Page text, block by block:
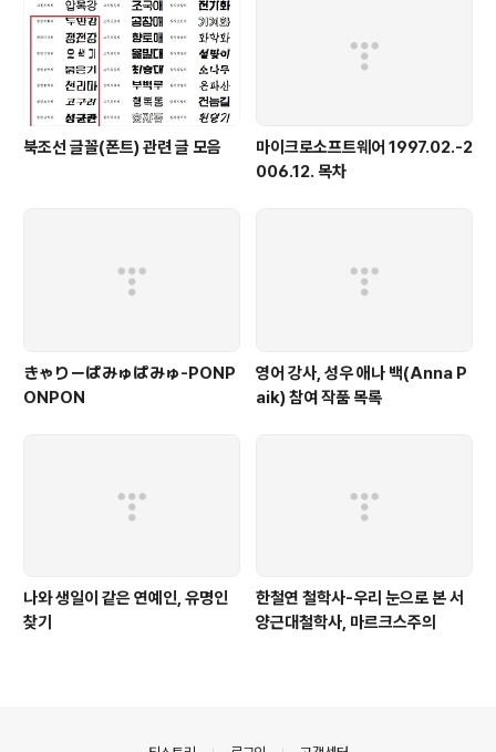
북조선 글꼴(폰트) 관련 글 모음
마이크로소프트웨어 1997.02.-2
006.12. 목차
きゃりーぱみゅぱみゅ-PONP
ONPON
영어 강사, 성우 애나 백(Anna P
aik) 참여 작품 목록
나와 생일이 같은 연예인, 유명인
찾기
한철연 철학사-우리 눈으로 본 서
양근대철학사, 마르크스주의